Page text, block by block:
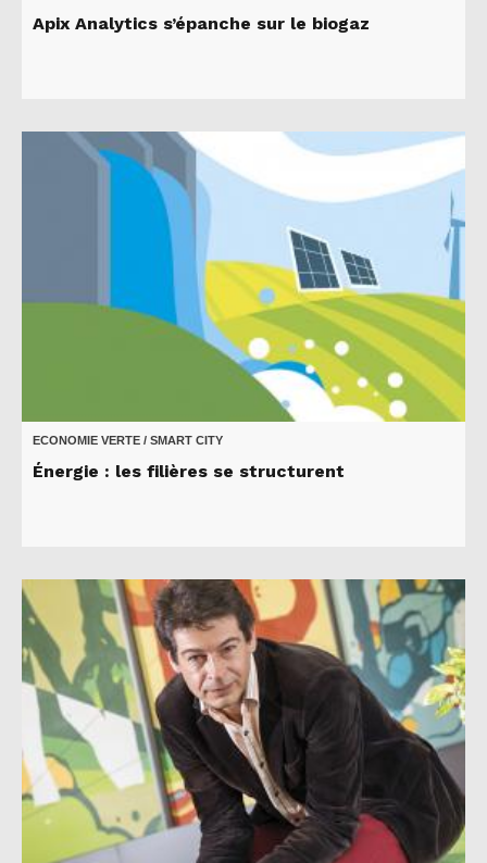
Apix Analytics s’épanche sur le biogaz
ECONOMIE VERTE / SMART CITY
Énergie : les filières se structurent